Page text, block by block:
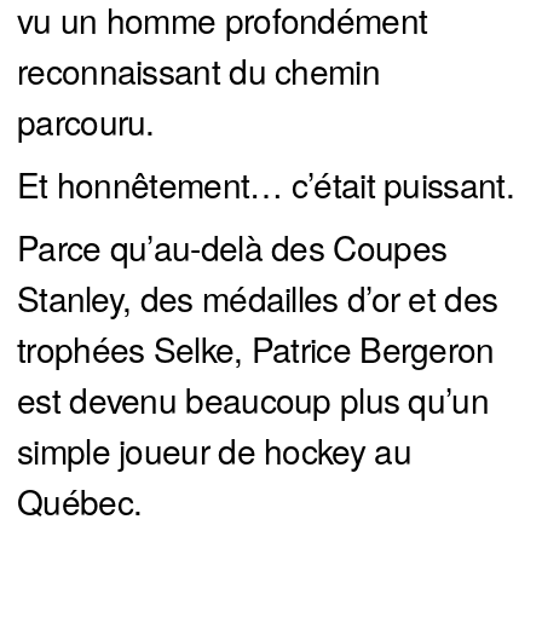
vu un homme profondément
reconnaissant du chemin
parcouru.
Et honnêtement… c’était puissant.
Parce qu’au-delà des Coupes
Stanley, des médailles d’or et des
trophées Selke, Patrice Bergeron
est devenu beaucoup plus qu’un
simple joueur de hockey au
Québec.